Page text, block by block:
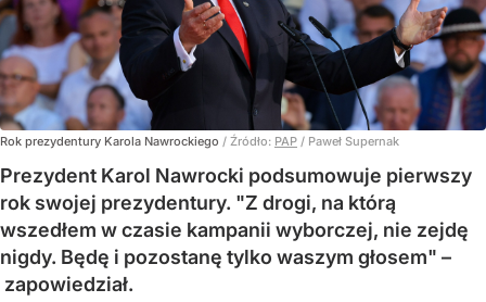
Rok prezydentury Karola Nawrockiego / Źródło: PAP / Paweł Supernak
Prezydent Karol Nawrocki podsumowuje pierwszy
rok swojej prezydentury. "Z drogi, na którą
wszedłem w czasie kampanii wyborczej, nie zejdę
nigdy. Będę i pozostanę tylko waszym głosem" –
zapowiedział.